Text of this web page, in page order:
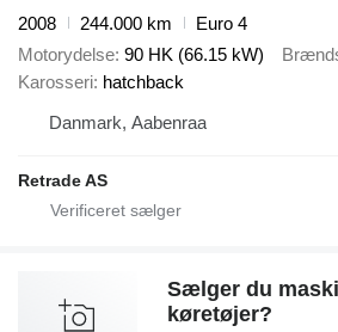
2008
244.000 km
Euro 4
Motorydelse 90 HK (66.15 kW)
Karosseri hatchback
Danmark, Aabenraa
Retrade AS
Sælger du
køretøjer?